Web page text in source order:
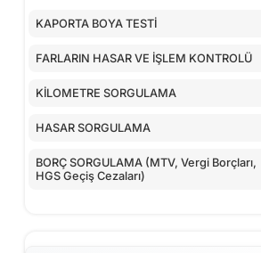
KAPORTA BOYA TESTİ
FARLARIN HASAR VE İŞLEM KONTROLÜ
KİLOMETRE SORGULAMA
HASAR SORGULAMA
BORÇ SORGULAMA (MTV, Vergi Borçları,
HGS Geçiş Cezaları)